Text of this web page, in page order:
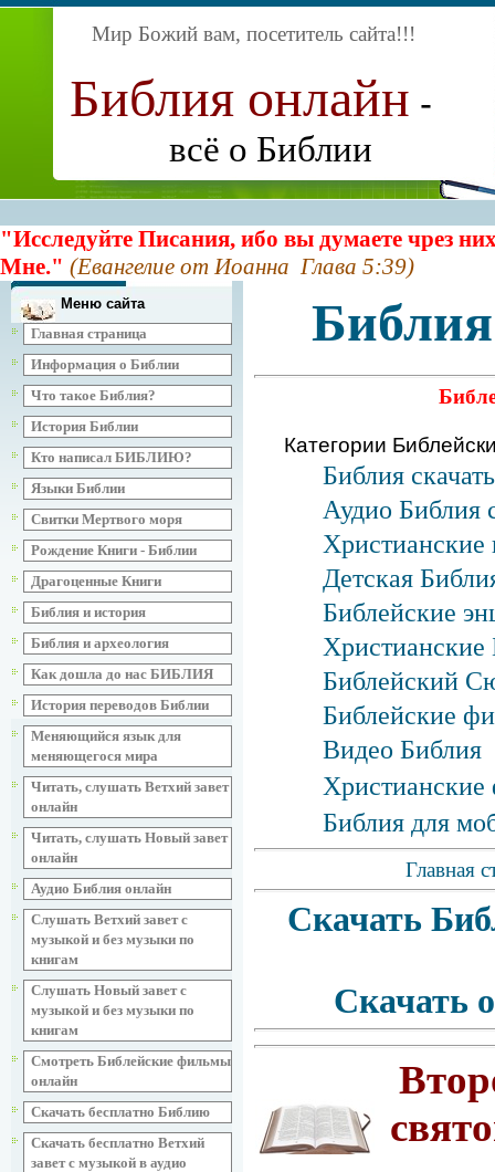
Мир Божий вам, посетитель сайта!!!
Библия онлайн -
всё о Библии
"Исследуйте Писания, ибо вы думаете чрез
Мне." (Евангелие от Иоанна Глава 5:39)
Меню сайта
Главная страница
Информация о Библии
Что такое Библия?
История Библии
Кто написал БИБЛИЮ?
Языки Библии
Свитки Мертвого моря
Рождение Книги - Библии
Драгоценные Книги
Библия и история
Библия и археология
Как дошла до нас БИБЛИЯ
История переводов Библии
Меняющийся язык для
меняющегося мира
Читать, слушать Ветхий завет
онлайн
Читать, слушать Новый завет
онлайн
Аудио Библия онлайн
Слушать Ветхий завет с
музыкой и без музыки по
книгам
Слушать Новый завет с
музыкой и без музыки по
книгам
Смотреть Библейские фильмы
онлайн
Скачать бесплатно Библию
Скачать бесплатно Ветхий
завет с музыкой в аудио
Категории
Библия
Аудио Библия
Христианские
Детская
Библейские
Христианские
Библейский
Библейские
Видео Библия
Христианские
Библия для
Главная
Скачать
Скачать